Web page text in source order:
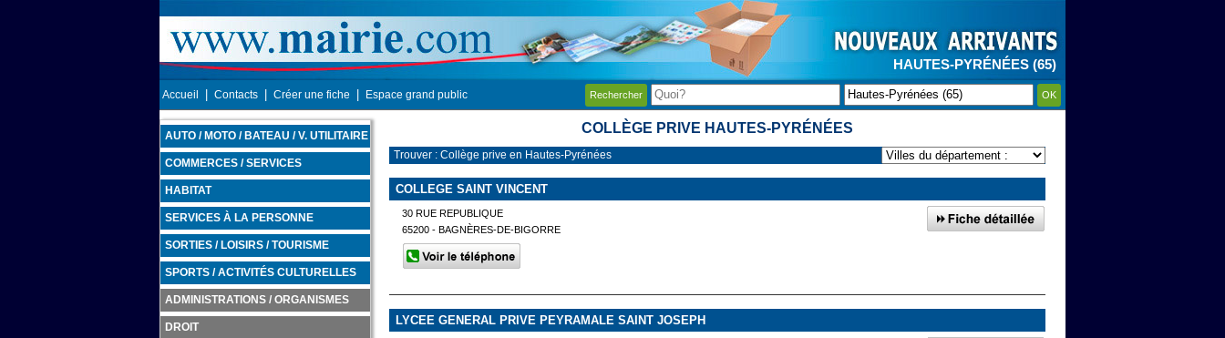
HAUTES-PYRÉNÉES (65)
Accueil Contacts Créer une fiche Espace grand public Rechercher OK
AUTO / MOTO / BATEAU / V. UTILITAIRE
COMMERCES / SERVICES
HABITAT
SERVICES À LA PERSONNE
SORTIES / LOISIRS / TOURISME
SPORTS / ACTIVITÉS CULTURELLES
ADMINISTRATIONS / ORGANISMES
DROIT
COLLÈGE PRIVE HAUTES-PYRÉNÉES
Trouver : Collège prive en Hautes-Pyrénées
COLLEGE SAINT VINCENT
30 RUE REPUBLIQUE
65200 - BAGNÈRES-DE-BIGORRE
LYCEE GENERAL PRIVE PEYRAMALE SAINT JOSEPH